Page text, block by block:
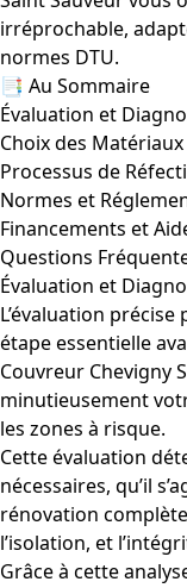
irréprochable,
normes DTU.
📑 Au Sommaire
Évaluation et
Choix des Matériaux
Processus de
Normes et
Financements et
Questions
Évaluation et
L’évaluation
étape essentielle
Couvreur Chevigny
minutieusement
les zones à risque.
Cette évaluation
nécessaires, qu’il
rénovation
l’isolation, et
Grâce à cette